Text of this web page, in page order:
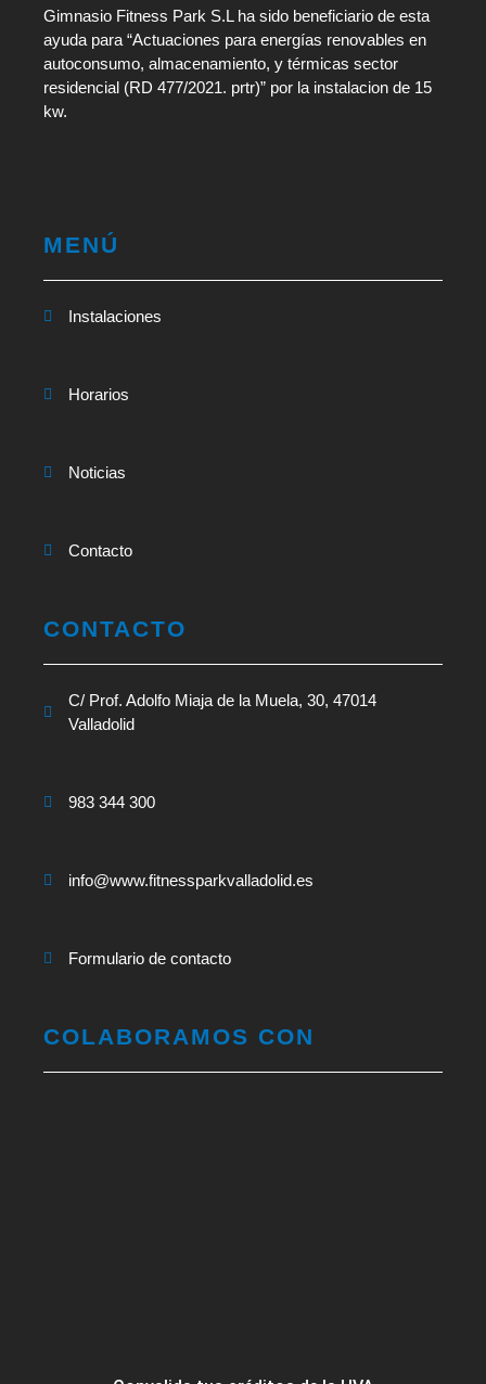
Gimnasio Fitness Park S.L ha sido beneficiario de esta
ayuda para “Actuaciones para energías renovables en
autoconsumo, almacenamiento, y térmicas sector
residencial (RD 477/2021. prtr)” por la instalacion de 15
kw.
MENÚ
Instalaciones
Horarios
Noticias
Contacto
CONTACTO
C/ Prof. Adolfo Miaja de la Muela, 30, 47014
Valladolid
983 344 300
info@www.fitnessparkvalladolid.es
Formulario de contacto
COLABORAMOS CON